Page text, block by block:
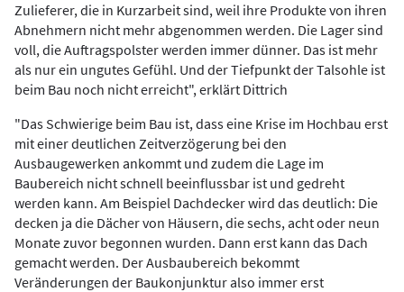
Zulieferer, die in Kurzarbeit sind, weil ihre Produkte von ihren
Abnehmern nicht mehr abgenommen werden. Die Lager sind
voll, die Auftragspolster werden immer dünner. Das ist mehr
als nur ein ungutes Gefühl. Und der Tiefpunkt der Talsohle ist
beim Bau noch nicht erreicht", erklärt Dittrich
"Das Schwierige beim Bau ist, dass eine Krise im Hochbau erst
mit einer deutlichen Zeitverzögerung bei den
Ausbaugewerken ankommt und zudem die Lage im
Baubereich nicht schnell beeinflussbar ist und gedreht
werden kann. Am Beispiel Dachdecker wird das deutlich: Die
decken ja die Dächer von Häusern, die sechs, acht oder neun
Monate zuvor begonnen wurden. Dann erst kann das Dach
gemacht werden. Der Ausbaubereich bekommt
Veränderungen der Baukonjunktur also immer erst